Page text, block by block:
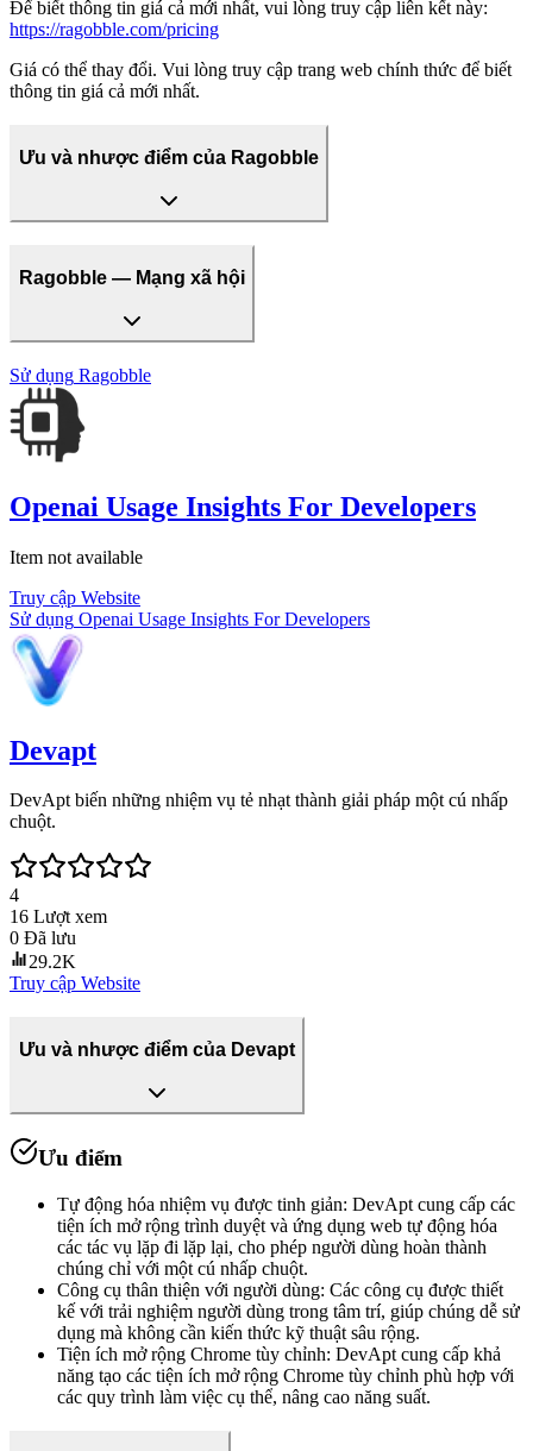
Để biết thông tin giá cả mới nhất, vui lòng truy cập liên kết này:
https://ragobble.com/pricing
Giá có thể thay đổi. Vui lòng truy cập trang web chính thức để biết
thông tin giá cả mới nhất.
Ưu và nhược điểm của Ragobble
Ragobble — Mạng xã hội
Sử dụng Ragobble
Openai Usage Insights For Developers
Item not available
Truy cập Website
Sử dụng Openai Usage Insights For Developers
Devapt
DevApt biến những nhiệm vụ tẻ nhạt thành giải pháp một cú nhấp
chuột.
4
16 Lượt xem
0 Đã lưu
29.2K
Truy cập Website
Ưu và nhược điểm của Devapt
Ưu điểm
Tự động hóa nhiệm vụ được tinh giản: DevApt cung cấp các
tiện ích mở rộng trình duyệt và ứng dụng web tự động hóa
các tác vụ lặp đi lặp lại, cho phép người dùng hoàn thành
chúng chỉ với một cú nhấp chuột.
Công cụ thân thiện với người dùng: Các công cụ được thiết
kế với trải nghiệm người dùng trong tâm trí, giúp chúng dễ sử
dụng mà không cần kiến thức kỹ thuật sâu rộng.
Tiện ích mở rộng Chrome tùy chỉnh: DevApt cung cấp khả
năng tạo các tiện ích mở rộng Chrome tùy chỉnh phù hợp với
các quy trình làm việc cụ thể, nâng cao năng suất.